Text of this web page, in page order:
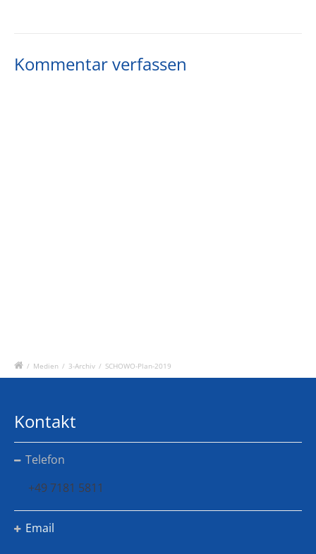
Kommentar verfassen
/ Medien / 3-Archiv / SCHOWO-Plan-2019
Kontakt
Telefon
+49 7181 5811
Email